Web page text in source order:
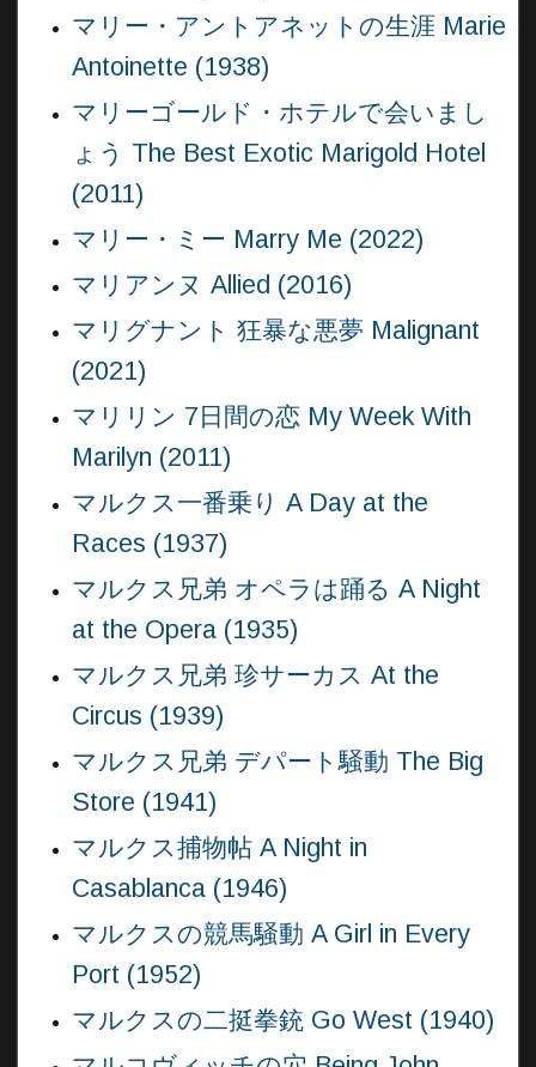
マリー・アントアネットの生涯 Marie
Antoinette (1938)
マリーゴールド・ホテルで会いまし
ょう The Best Exotic Marigold Hotel
(2011)
マリー・ミー Marry Me (2022)
マリアンヌ Allied (2016)
マリグナント 狂暴な悪夢 Malignant
(2021)
マリリン 7日間の恋 My Week With
Marilyn (2011)
マルクス一番乗り A Day at the
Races (1937)
マルクス兄弟 オペラは踊る A Night
at the Opera (1935)
マルクス兄弟 珍サーカス At the
Circus (1939)
マルクス兄弟 デパート騒動 The Big
Store (1941)
マルクス捕物帖 A Night in
Casablanca (1946)
マルクスの競馬騒動 A Girl in Every
Port (1952)
マルクスの二挺拳銃 Go West (1940)